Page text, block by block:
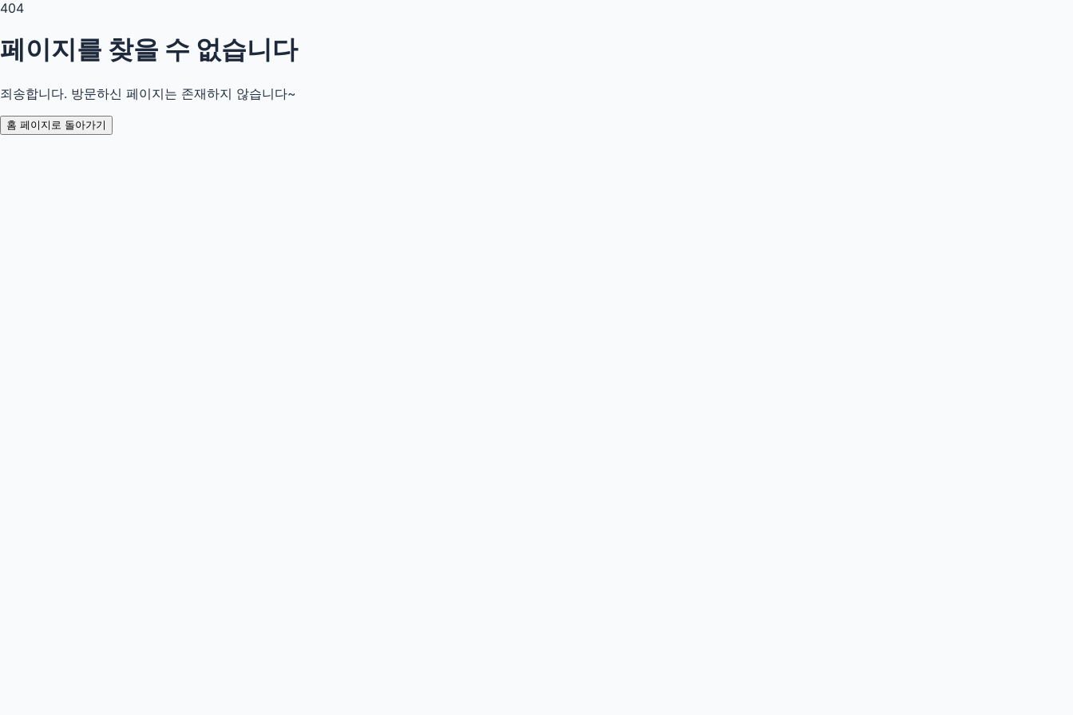
404
페이지를 찾을 수 없습니다
죄송합니다. 방문하신 페이지는 존재하지 않습니다~
홈 페이지로 돌아가기